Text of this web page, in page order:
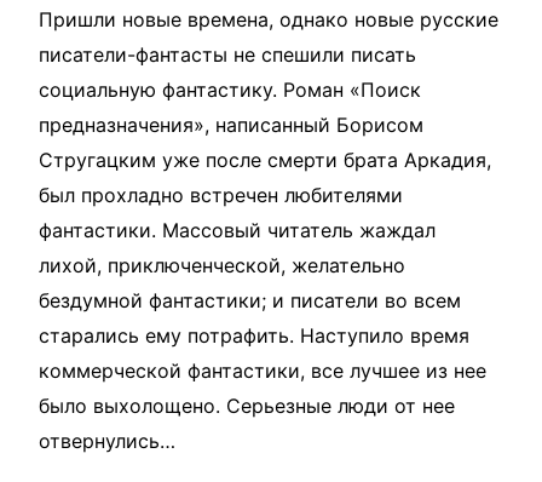
Пришли новые времена, однако новые русские
писатели-фантасты не спешили писать
социальную фантастику. Роман «Поиск
предназначения», написанный Борисом
Стругацким уже после смерти брата Аркадия,
был прохладно встречен любителями
фантастики. Массовый читатель жаждал
лихой, приключенческой, желательно
бездумной фантастики; и писатели во всем
старались ему потрафить. Наступило время
коммерческой фантастики, все лучшее из нее
было выхолощено. Серьезные люди от нее
отвернулись…